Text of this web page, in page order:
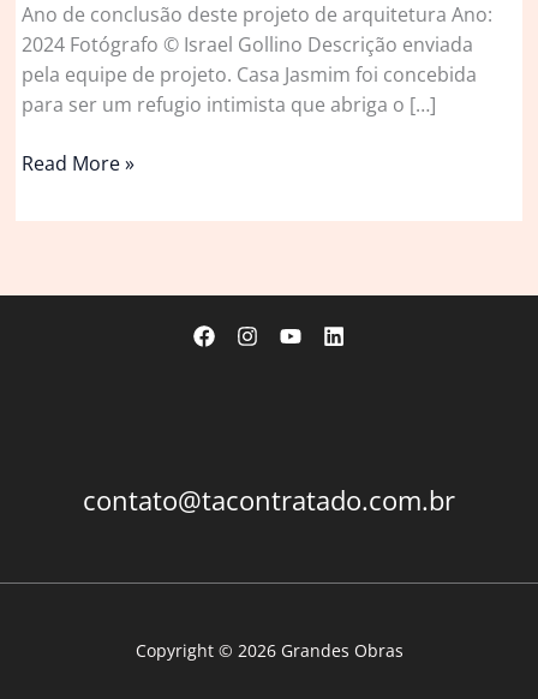
Ano de conclusão deste projeto de arquitetura Ano:
2024 Fotógrafo © Israel Gollino Descrição enviada
pela equipe de projeto. Casa Jasmim foi concebida
para ser um refugio intimista que abriga o […]
Casa
/
Read More »
contato@tacontratado.com.br
Copyright © 2026 Grandes Obras